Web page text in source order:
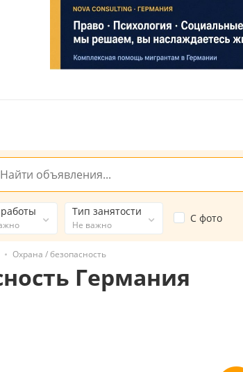
Тип занятости
Не важно
С фото
Охрана / безопасность
Германия